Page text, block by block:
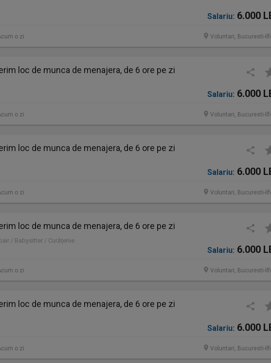
Salariu: 6.000
o zi Voluntari, Bucuresti-
loc de munca de menajera, de 6 ore pe zi
Salariu: 6.000
o zi Voluntari, Bucuresti-
loc de munca de menajera, de 6 ore pe zi
Salariu: 6.000
o zi Voluntari, Bucuresti-
loc de munca de menajera, de 6 ore pe zi
/ Babysitter / Curăţenie
Salariu: 6.000
o zi Voluntari, Bucuresti-
loc de munca de menajera, de 6 ore pe zi
Salariu: 6.000
o zi Voluntari, Bucuresti-